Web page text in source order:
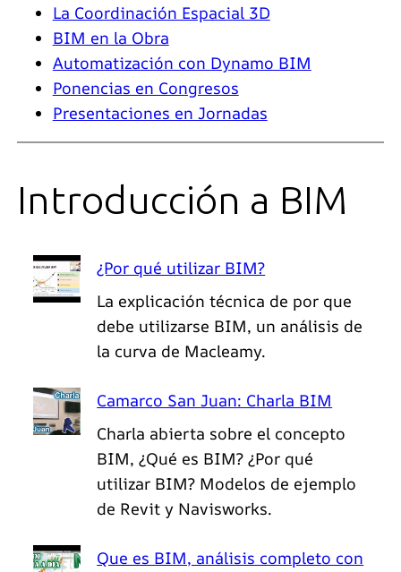
La Coordinación Espacial 3D
BIM en la Obra
Automatización con Dynamo BIM
Ponencias en Congresos
Presentaciones en Jornadas
Introducción a BIM
¿Por qué utilizar BIM?
La explicación técnica de por que
debe utilizarse BIM, un análisis de
la curva de Macleamy.
Camarco San Juan: Charla BIM
Charla abierta sobre el concepto
BIM, ¿Qué es BIM? ¿Por qué
utilizar BIM? Modelos de ejemplo
de Revit y Navisworks.
Que es BIM, análisis completo con